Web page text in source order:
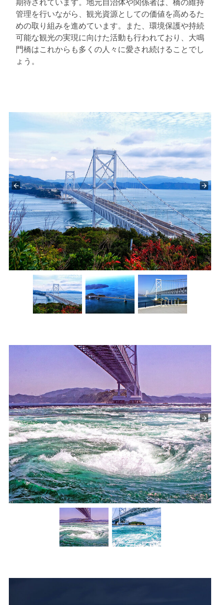
管理を行いながら、観光資源としての価値を高めるた
めの取り組みを進めています。また、環境保護や持続
可能な観光の実現に向けた活動も行われており、大鳴
門橋はこれからも多くの人々に愛され続けることでし
ょう。